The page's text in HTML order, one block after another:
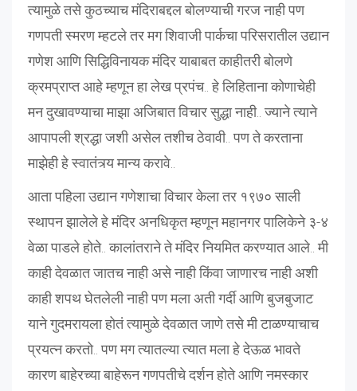
त्यामुळे तसे कुठच्याच मंदिराबद्दल बोलण्याची गरज नाही पण
गणपती स्मरण म्हटले तर मग शिवाजी पार्कचा परिसरातील उद्यान
गणेश आणि सिद्धिविनायक मंदिर याबाबत काहीतरी बोलणे
क्रमप्राप्त आहे म्हणून हा लेख प्रपंच.. हे लिहिताना कोणाचेही
मन दुखावण्याचा माझा अजिबात विचार सुद्धा नाही.. ज्याने त्याने
आपापली श्रद्धा जशी असेल तशीच ठेवावी.. पण ते करताना
माझेही हे स्वातंत्र्य मान्य करावे..
आता पहिला उद्यान गणेशाचा विचार केला तर १९७० साली
स्थापन झालेले हे मंदिर अनधिकृत म्हणून महानगर पालिकेने ३-४
वेळा पाडले होते.. कालांतराने ते मंदिर नियमित करण्यात आले.. मी
काही देवळात जातच नाही असे नाही किंवा जाणारच नाही अशी
काही शपथ घेतलेली नाही पण मला अती गर्दी आणि बुजबुजाट
याने गुदमरायला होतं त्यामुळे देवळात जाणे तसे मी टाळण्याचाच
प्रयत्न करतो.. पण मग त्यातल्या त्यात मला हे देऊळ भावते
कारण बाहेरच्या बाहेरून गणपतीचे दर्शन होते आणि नमस्कार